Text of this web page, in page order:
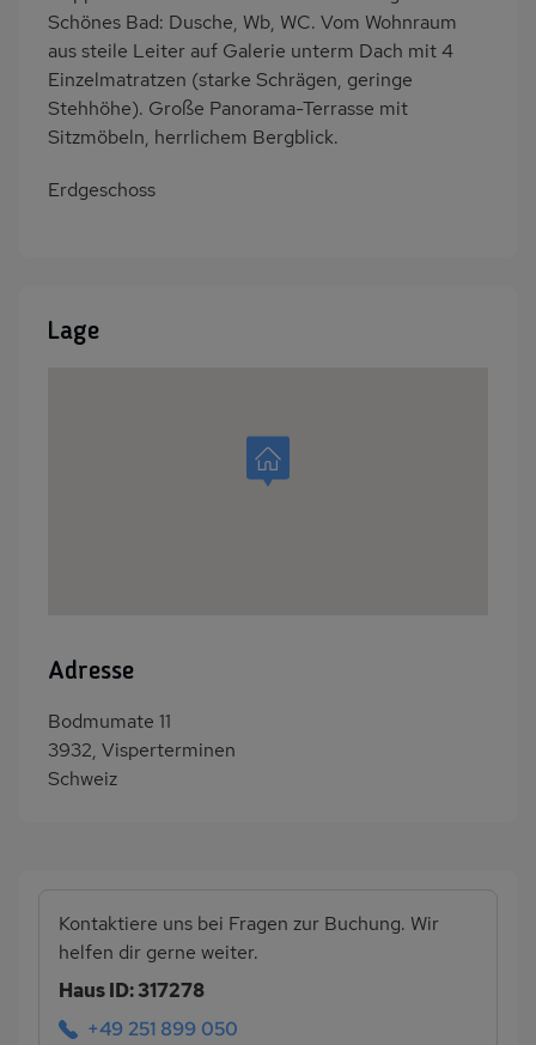
Schönes Bad: Dusche, Wb, WC. Vom Wohnraum
aus steile Leiter auf Galerie unterm Dach mit 4
Einzelmatratzen (starke Schrägen, geringe
Stehhöhe). Große Panorama-Terrasse mit
Sitzmöbeln, herrlichem Bergblick.
Erdgeschoss
Lage
Adresse
Bodmumate 11
3932, Visperterminen
Schweiz
Kontaktiere uns bei Fragen zur Buchung. Wir
helfen dir gerne weiter.
Haus ID: 317278
+49 251 899 050